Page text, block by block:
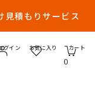
見積もりサービス
グイン お気に入り
0
カート